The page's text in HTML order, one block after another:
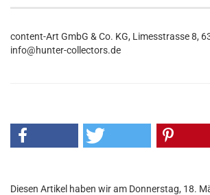
content-Art GmbG & Co. KG, Limesstrasse 8,
info@hunter-collectors.de
Diesen Artikel haben wir am Donnerstag, 18.